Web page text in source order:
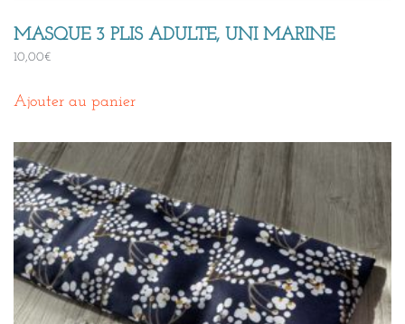
MASQUE 3 PLIS ADULTE, UNI MARINE
10,00€
Ajouter au panier